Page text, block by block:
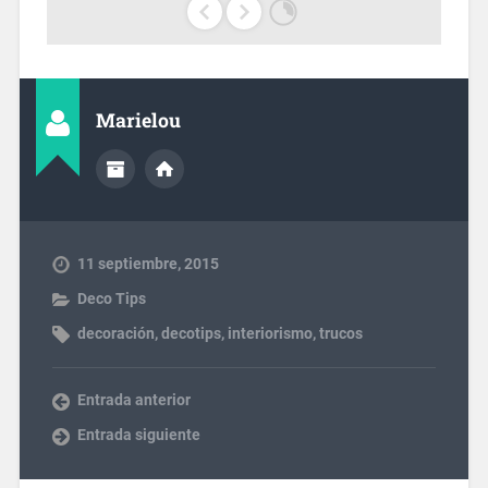
Marielou
11 septiembre, 2015
Deco Tips
decoración,decotips, interiorismo,trucos
Entrada anterior
Entrada siguiente